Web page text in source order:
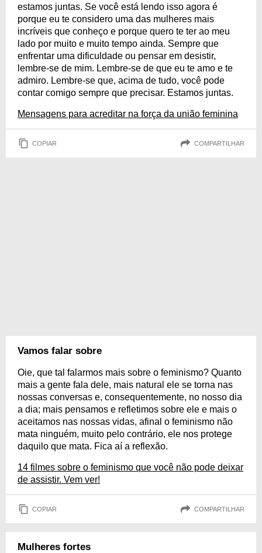
estamos juntas. Se você está lendo isso agora é
porque eu te considero uma das mulheres mais
incríveis que conheço e porque quero te ter ao meu
lado por muito e muito tempo ainda. Sempre que
enfrentar uma dificuldade ou pensar em desistir,
lembre-se de mim. Lembre-se de que eu te amo e te
admiro. Lembre-se que, acima de tudo, você pode
contar comigo sempre que precisar. Estamos juntas.
Mensagens para acreditar na força da união feminina
COPIAR COMPARTILHAR
Vamos falar sobre
Oie, que tal falarmos mais sobre o feminismo? Quanto
mais a gente fala dele, mais natural ele se torna nas
nossas conversas e, consequentemente, no nosso dia
a dia; mais pensamos e refletimos sobre ele e mais o
aceitamos nas nossas vidas, afinal o feminismo não
mata ninguém, muito pelo contrário, ele nos protege
daquilo que mata. Fica aí a reflexão.
14 filmes sobre o feminismo que você não pode deixar
de assistir. Vem ver!
COPIAR COMPARTILHAR
Mulheres fortes